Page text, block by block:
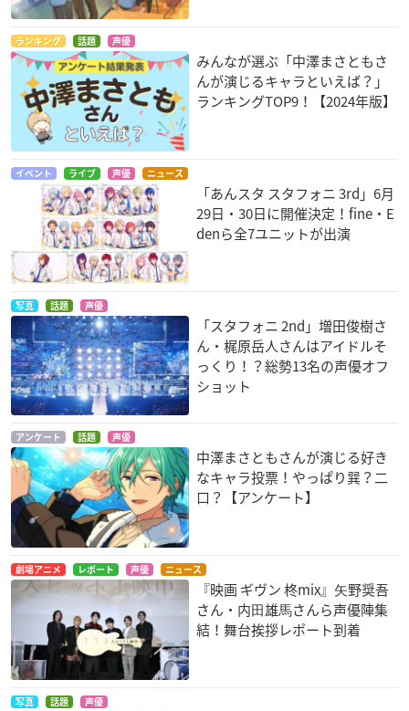
ランキング 話題 声優
みんなが選ぶ「中澤まさともさ
んが演じるキャラといえば？」
ランキングTOP9！【2024年版】
イベント ライブ 声優 ニュース
「あんスタ スタフォニ 3rd」6月
29日・30日に開催決定！fine・E
denら全7ユニットが出演
写真 話題 声優
「スタフォニ 2nd」増田俊樹さ
ん・梶原岳人さんはアイドルそ
っくり！？総勢13名の声優オフ
ショット
アンケート 話題 声優
中澤まさともさんが演じる好き
なキャラ投票！やっぱり巽？二
口？【アンケート】
劇場アニメ レポート 声優 ニュース
『映画 ギヴン 柊mix』⽮野奨吾
さん・内⽥雄⾺さんら声優陣集
結！舞台挨拶レポート到着
写真 話題 声優